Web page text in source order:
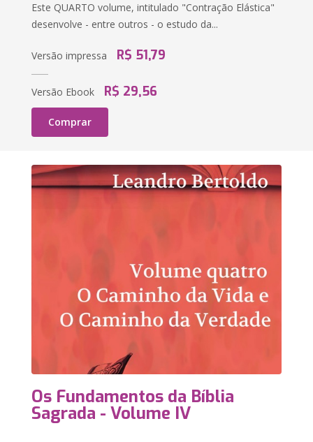
Este QUARTO volume, intitulado "Contração Elástica"
desenvolve - entre outros - o estudo da...
Versão impressa R$ 51,79
Versão Ebook R$ 29,56
Comprar
Os Fundamentos da Bíblia
Sagrada - Volume IV